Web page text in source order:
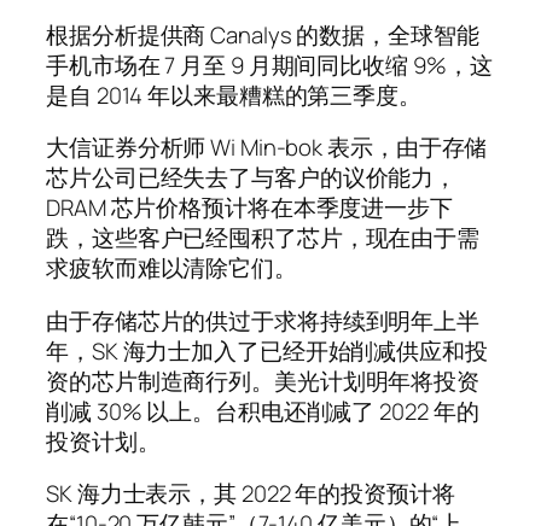
根据分析提供商 Canalys 的数据，全球智能
手机市场在 7 月至 9 月期间同比收缩 9%，这
是自 2014 年以来最糟糕的第三季度。
大信证券分析师 Wi Min-bok 表示，由于存储
芯片公司已经失去了与客户的议价能力，
DRAM 芯片价格预计将在本季度进一步下
跌，这些客户已经囤积了芯片，现在由于需
求疲软而难以清除它们。
由于存储芯片的供过于求将持续到明年上半
年，SK 海力士加入了已经开始削减供应和投
资的芯片制造商行列。美光计划明年将投资
削减 30% 以上。台积电还削减了 2022 年的
投资计划。
SK 海力士表示，其 2022 年的投资预计将